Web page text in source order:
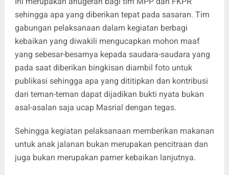
sehingga apa yang diberikan tepat pada sasaran. Tim
gabungan pelaksanaan dalam kegiatan berbagi
kebaikan yang diwakili mengucapkan mohon maaf
yang sebesar-besarnya kepada saudara-saudara yang
pada saat diberikan bingkisan diambil foto untuk
publikasi sehingga apa yang dititipkan dan kontribusi
dari teman-teman dapat dijadikan bukti nyata bukan
asal-asalan saja ucap Masrial dengan tegas.
Sehingga kegiatan pelaksanaan memberikan makanan
untuk anak jalanan bukan merupakan pencitraan dan
juga bukan merupakan pamer kebaikan lanjutnya.